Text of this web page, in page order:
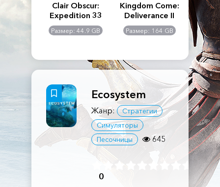
Creed
Clair Obscur:
Expedition 33
Размер: 44.9 GB
Kingdom Come:
Deliverance II
Размер: 164 GB
The
Ecosystem
Жанр:
Стратегии
Симуляторы
Песочницы
645
0